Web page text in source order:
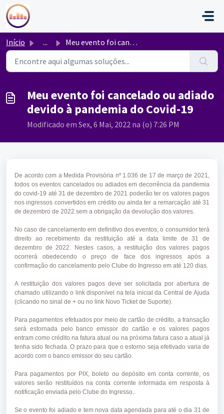
Ir para o conteúdo principal
Início ... Meu evento foi cancelado ou adiado devido à pandemia do C...
Meu evento foi cancelado ou adiado
devido à pandemia do Covid-19
Modificado em Sex, 6 Mai, 2022 na (o) 7:26 PM
De acordo com a Medida Provisória nº 1.036 de 17 de março de 2021,
todos os eventos cancelados ou adiados em decorrência da pandemia
do covid-19 até 31 de dezembro de 2021 poderão ter os valores pagos
nos ingressos convertidos em crédito ou ainda ter a remarcação até 31
de dezembro de 2022 sem a obrigação da devolução dos valores.
No caso de cancelamento em definitivo dos eventos, o consumidor terá
direito ao recebimento da restituição até a data limite de 31 de
dezembro de 2022. Nestes casos,a restituição dos valores pagos
ocorrerá obedecendo o preço de face dos ingressos após a
confirmação do cancelamento pelo Clube do Ingresso em até 120 dias.
A restituição dos valores pagos deve ser solicitada por abertura de
chamado utilizandoo link disponível na tela inicial da Central de Ajuda
(clicando no sinal de + ou no link Novo Ticket de Suporte).
Para pagamentos efetuados por meio de cartão de crédito, a transação
será estornada pelo banco emissor do cartão e os valores pagos
entram como crédito na fatura atual ou na próxima fatura caso a atual já
tenha sido fechada. O prazo para que o estorno seja efetivado varia de
acordo com o banco emissor do seu cartão.
Para pagamentos por PIX, boleto ou depósito em conta corrente, os
valores serão restituídos na conta corrente informada em resposta à
notificação enviada pelo Clube do Ingresso..
Se o evento foi adiado e tem nova data agendada para até o dia 31 de